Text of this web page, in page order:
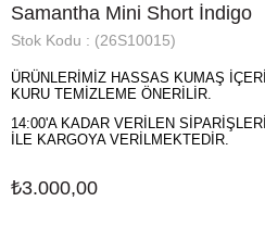
Samantha Mini Short İndigo
Stok Kodu (26S10015)
ÜRÜNLERİMİZ HASSAS KUMAŞ
KURU TEMİZLEME ÖNERİLİR.
14:00'A KADAR VERİLEN
İLE KARGOYA VERİLMEKTEDİR.
₺3.000,00